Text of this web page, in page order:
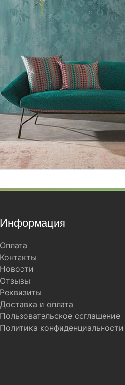
Информация
Оплата
Контакты
Новости
Отзывы
Реквизиты
Доставка и оплата
Пользовательское соглашение
Политика конфиденциальности